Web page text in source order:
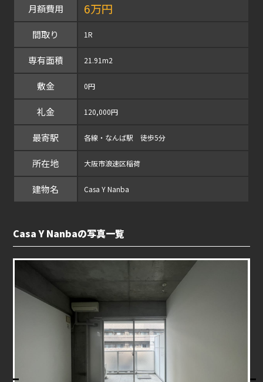
月額費用 6万円
間取り 1R
専有面積 21.91m2
敷金 0円
礼金 120,000円
最寄駅 各線・なんば駅 徒歩5分
所在地 大阪市浪速区稲荷
建物名 Casa Y Nanba
Casa Y Nanbaの写真一覧